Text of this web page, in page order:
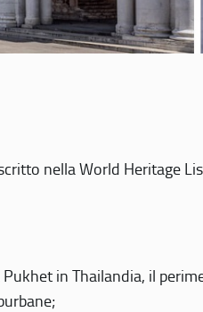
nella World Heritage
in Thailandia, il